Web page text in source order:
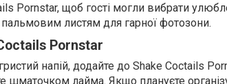
Pornstar, щоб гості могли вибрати
листям для гарної фотозони.
Pornstar
напій, додайте до Shake Coctails
шматочком лайма. Якщо плануєте